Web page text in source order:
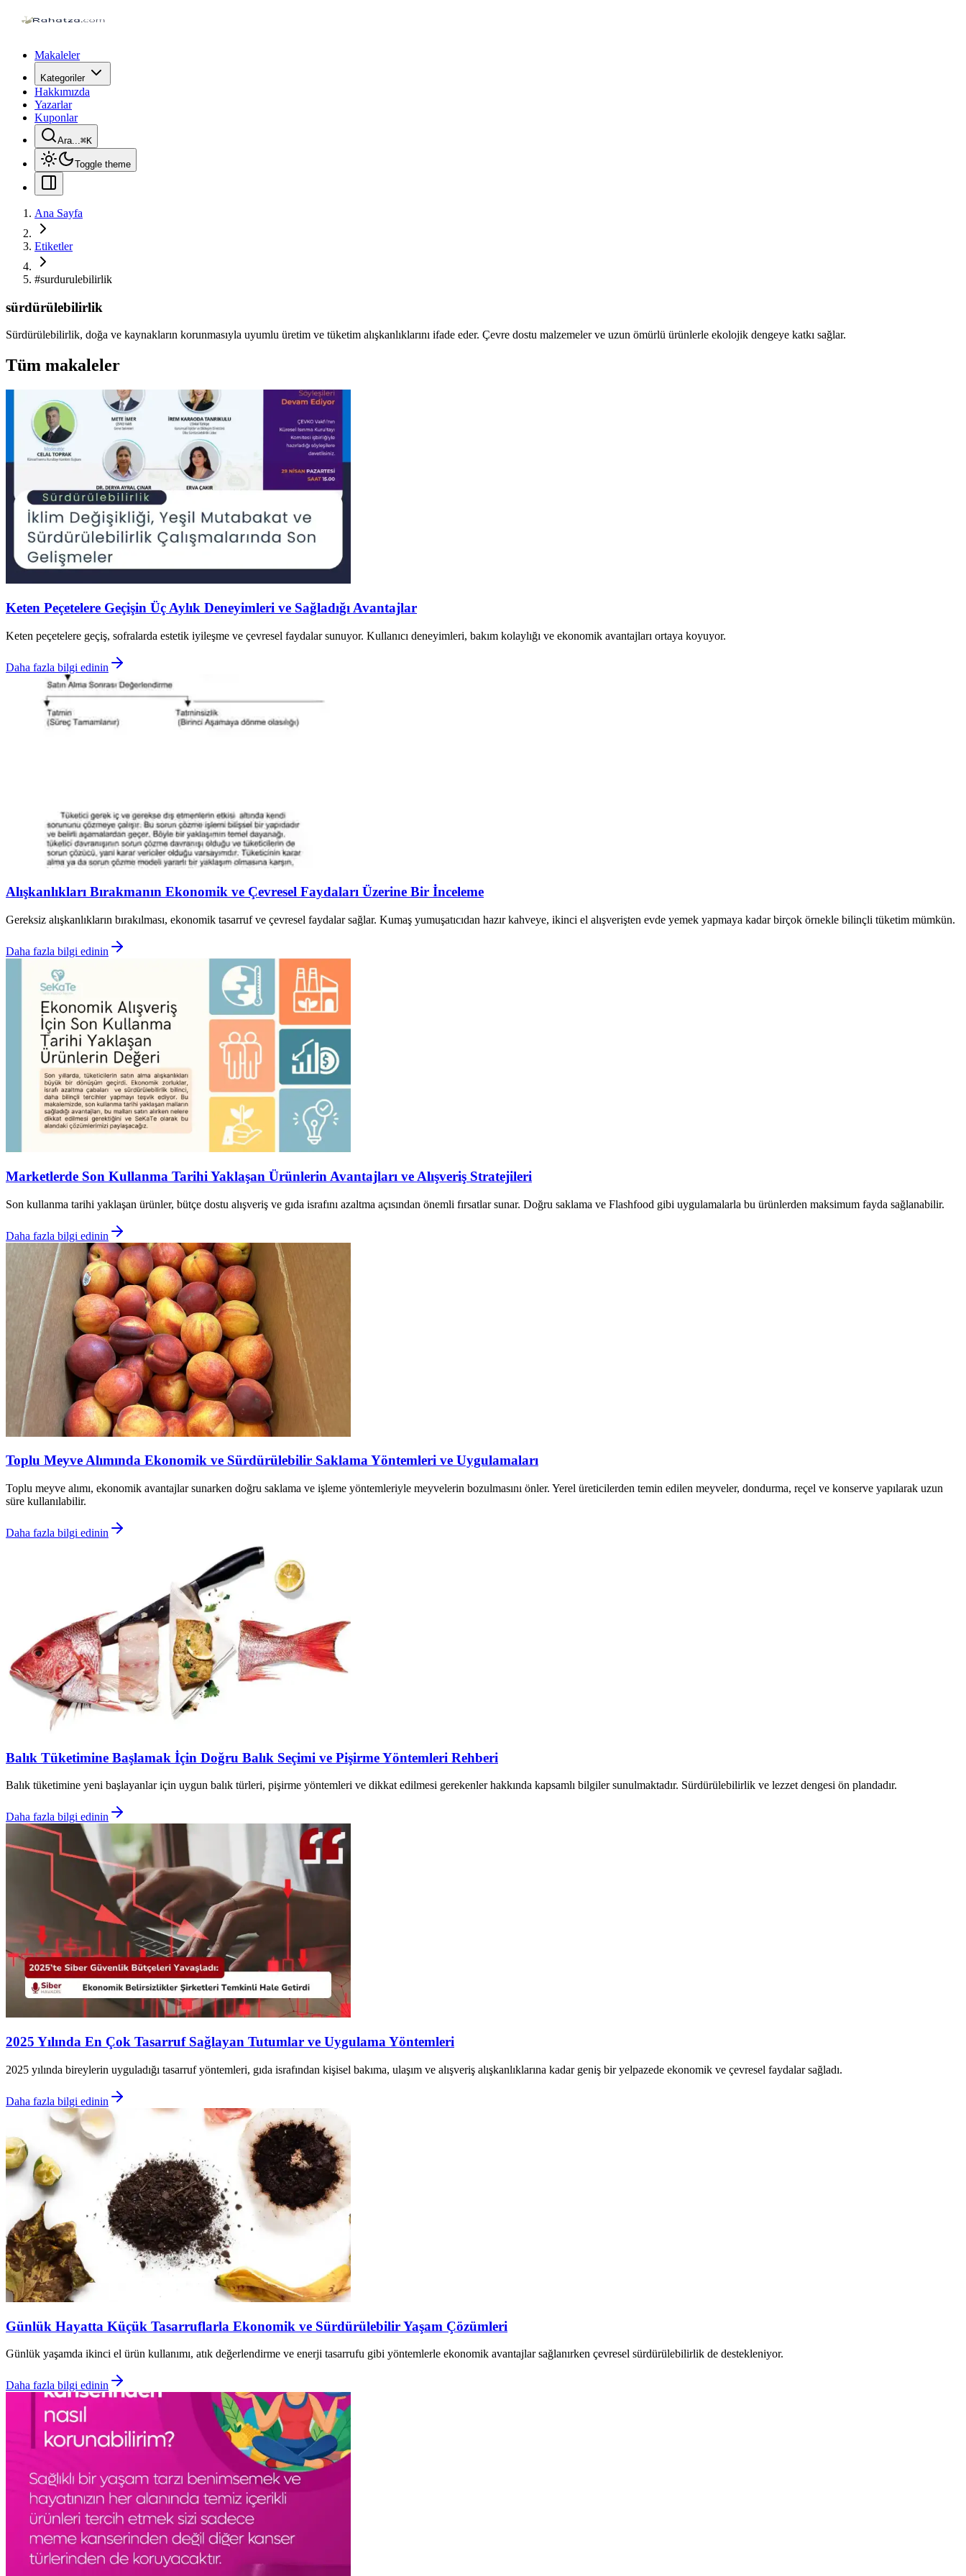
Makaleler
Kategoriler
Hakkımızda
Yazarlar
Kuponlar
Ara...⌘K
Toggle theme
Ana Sayfa
Etiketler
#surdurulebilirlik
sürdürülebilirlik
Sürdürülebilirlik, doğa ve kaynakların korunmasıyla uyumlu üretim ve tüketim alışkanlıklarını ifade eder. Çevre dostu malzemeler ve uzun ömürlü ürünlerle ekolojik dengeye katkı sağlar.
Tüm makaleler
Keten Peçetelere Geçişin Üç Aylık Deneyimleri ve Sağladığı Avantajlar
Keten peçetelere geçiş, sofralarda estetik iyileşme ve çevresel faydalar sunuyor. Kullanıcı deneyimleri, bakım kolaylığı ve ekonomik avantajları ortaya koyuyor.
Daha fazla bilgi edinin
Alışkanlıkları Bırakmanın Ekonomik ve Çevresel Faydaları Üzerine Bir İnceleme
Gereksiz alışkanlıkların bırakılması, ekonomik tasarruf ve çevresel faydalar sağlar. Kumaş yumuşatıcıdan hazır kahveye, ikinci el alışverişten evde yemek yapmaya kadar birçok örnekle bilinçli tüketim mümkün.
Daha fazla bilgi edinin
Marketlerde Son Kullanma Tarihi Yaklaşan Ürünlerin Avantajları ve Alışveriş Stratejileri
Son kullanma tarihi yaklaşan ürünler, bütçe dostu alışveriş ve gıda israfını azaltma açısından önemli fırsatlar sunar. Doğru saklama ve Flashfood gibi uygulamalarla bu ürünlerden maksimum fayda sağlanabilir.
Daha fazla bilgi edinin
Toplu Meyve Alımında Ekonomik ve Sürdürülebilir Saklama Yöntemleri ve Uygulamaları
Toplu meyve alımı, ekonomik avantajlar sunarken doğru saklama ve işleme yöntemleriyle meyvelerin bozulmasını önler. Yerel üreticilerden temin edilen meyveler, dondurma, reçel ve konserve yapılarak uzun
süre kullanılabilir.
Daha fazla bilgi edinin
Balık Tüketimine Başlamak İçin Doğru Balık Seçimi ve Pişirme Yöntemleri Rehberi
Balık tüketimine yeni başlayanlar için uygun balık türleri, pişirme yöntemleri ve dikkat edilmesi gerekenler hakkında kapsamlı bilgiler sunulmaktadır. Sürdürülebilirlik ve lezzet dengesi ön plandadır.
Daha fazla bilgi edinin
2025 Yılında En Çok Tasarruf Sağlayan Tutumlar ve Uygulama Yöntemleri
2025 yılında bireylerin uyguladığı tasarruf yöntemleri, gıda israfından kişisel bakıma, ulaşım ve alışveriş alışkanlıklarına kadar geniş bir yelpazede ekonomik ve çevresel faydalar sağladı.
Daha fazla bilgi edinin
Günlük Hayatta Küçük Tasarruflarla Ekonomik ve Sürdürülebilir Yaşam Çözümleri
Günlük yaşamda ikinci el ürün kullanımı, atık değerlendirme ve enerji tasarrufu gibi yöntemlerle ekonomik avantajlar sağlanırken çevresel sürdürülebilirlik de destekleniyor.
Daha fazla bilgi edinin